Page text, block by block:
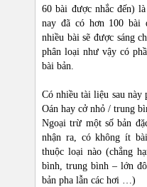
60 bài được nhắc đến)
nay đã có hơn 100 bài
nhiều bài sẽ được sáng
phân loại như vậy có
bài bản.
Có nhiều tài liệu sau này
Oán hay cở nhỏ / trung
Ngoại trừ một số bản
nhận ra, có không ít
thuộc loại nào (chẳng
bình, trung bình – lớn
bản pha lẫn các hơi …)